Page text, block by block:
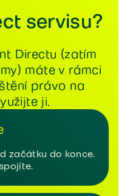
servisu?
Directu (zatím
máte v rámci
právo na
ji.
začátku do konce.